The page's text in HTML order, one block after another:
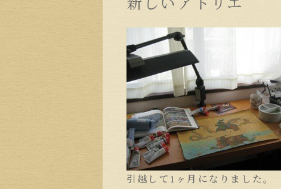
引越して1ヶ月になりました。